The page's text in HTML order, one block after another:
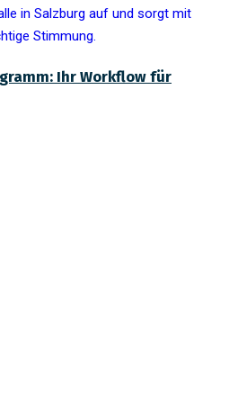
Ihr Workflow für